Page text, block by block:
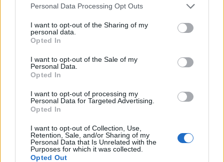
Personal Data Processing Opt Outs
I want to opt-out of the Sharing of my
personal data.
Opted In
I want to opt-out of the Sale of my
Personal Data.
Opted In
I want to opt-out of processing my
Personal Data for Targeted Advertising.
Opted In
I want to opt-out of Collection, Use,
Retention, Sale, and/or Sharing of my
Personal Data that Is Unrelated with the
Purposes for which it was collected.
Opted Out
18.990 ευρώ
συνεχίζουν μαζί: Ανανέωση της
συνεργασίας τους μέχρι το
18η συνεχόμενη χρονιά για τον ΟΤΕ στη διεθνή σειρά δεικτών
FTSE4Good
Alpha Bank: Για πρώτη φορά το Αρχαίο Θέατρο Επιδαύρου άνοιξε τις
πύλες του σε όλους